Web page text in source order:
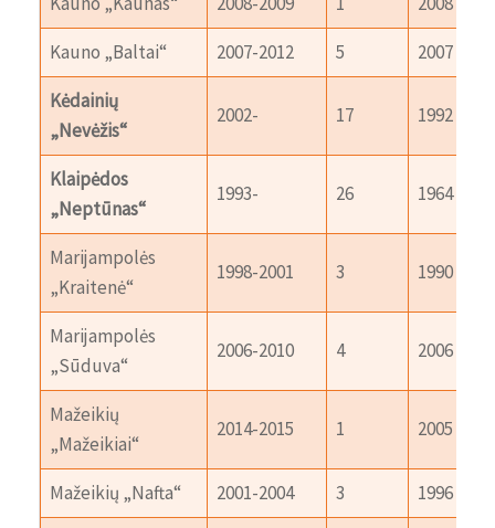
Kauno „Baltai“
2007-2012 5
2007
Kėdainių
„Nevėžis“
2002- 17 1992
Klaipėdos
„Neptūnas“
1993- 26 1964
Marijampolės
„Kraitenė“
1998-2001 3 1990
Marijampolės
„Sūduva“
2006-2010 4 2006
Mažeikių
„Mažeikiai“
2014-2015 1 2005
Mažeikių „Nafta“ 2001-2004 3
1996